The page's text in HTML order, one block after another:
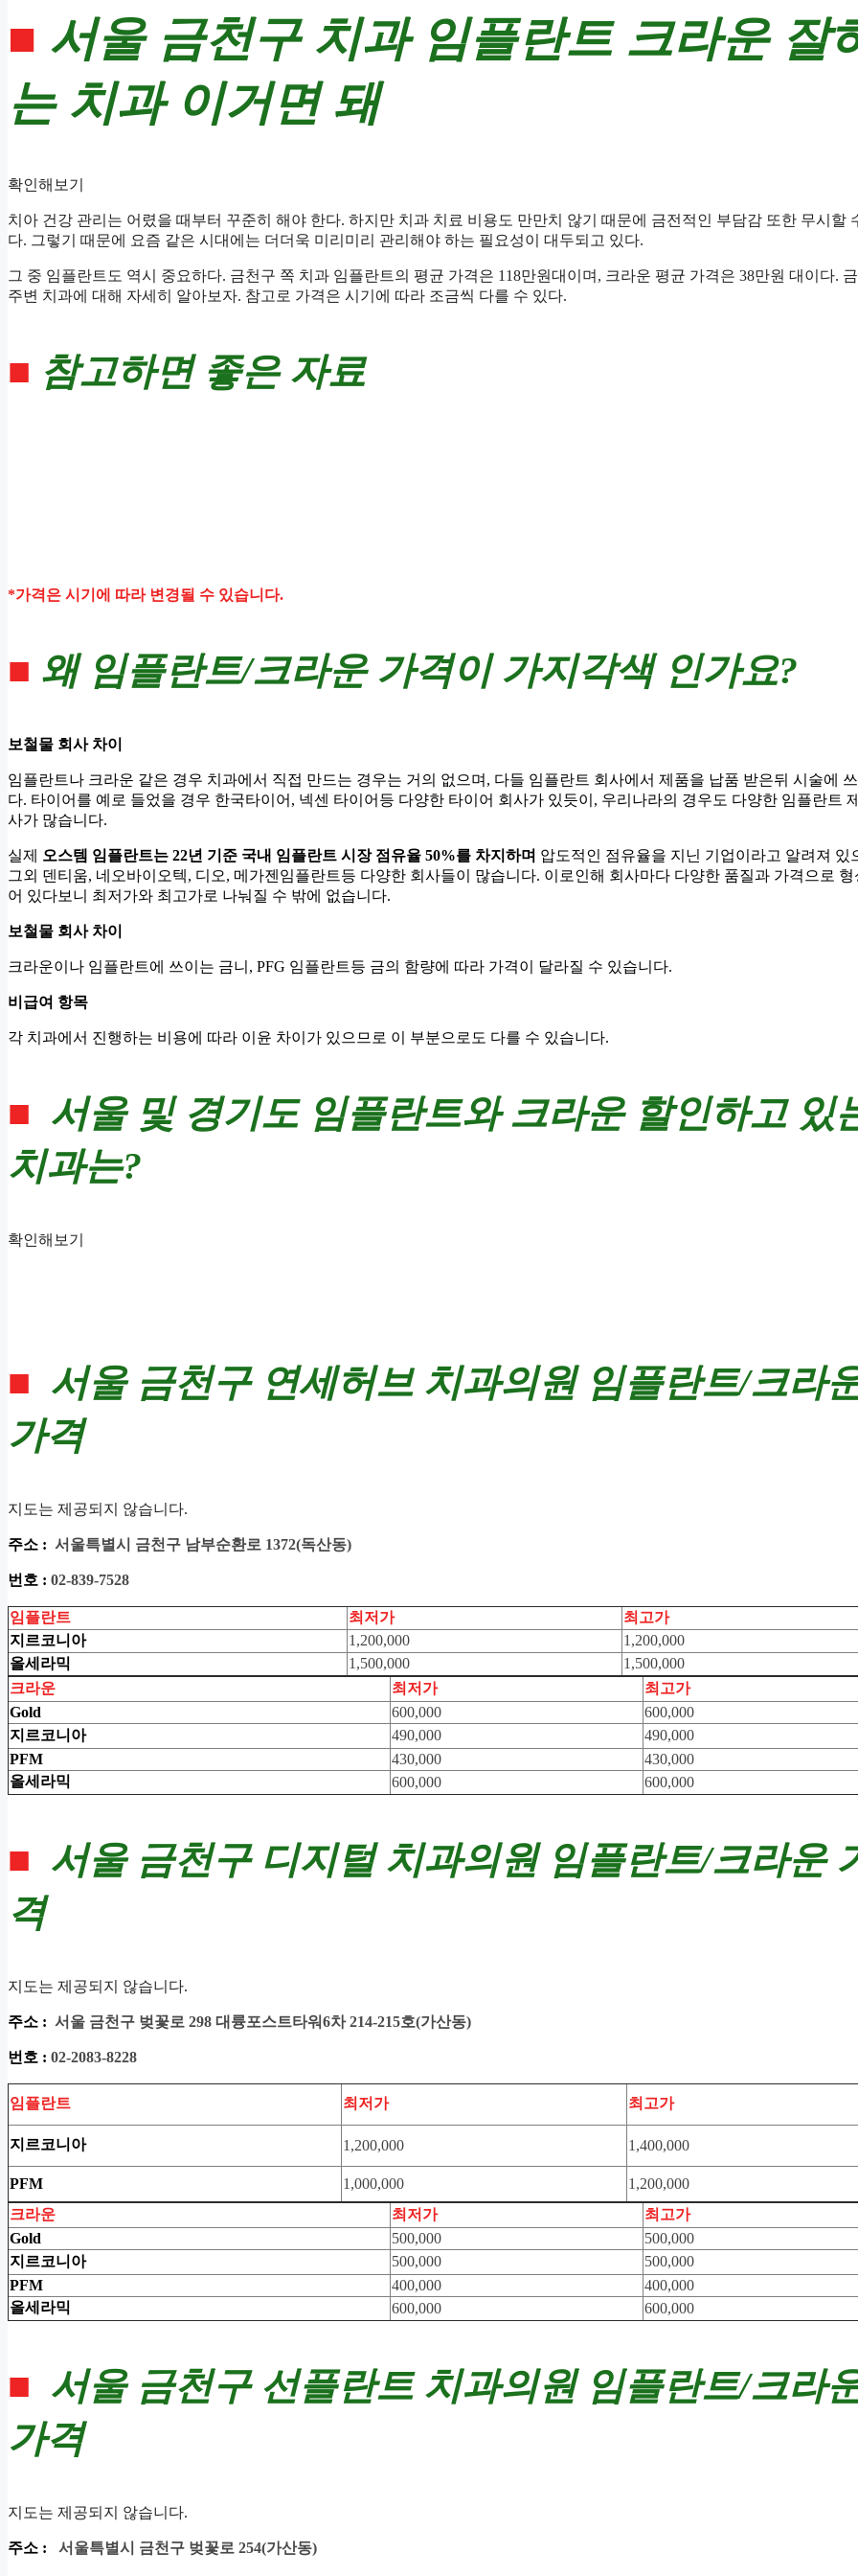
■ 서울 금천구 치과 임플란트 크라운 잘
는 치과 이거면 돼
확인해보기
치아 건강 관리는 어렸을 때부터 꾸준히 해야 한다. 하지만 치과 치료 비용도 만만치 않기 때문에 금전적인 부담감 또한 무시할
다. 그렇기 때문에 요즘 같은 시대에는 더더욱 미리미리 관리해야 하는 필요성이 대두되고 있다.
그 중 임플란트도 역시 중요하다. 금천구 쪽 치과 임플란트의 평균 가격은 118만원대이며, 크라운 평균 가격은 38만원 대이다.
주변 치과에 대해 자세히 알아보자. 참고로 가격은 시기에 따라 조금씩 다를 수 있다.
■ 참고하면 좋은 자료
*가격은 시기에 따라 변경될 수 있습니다.
■ 왜 임플란트/크라운 가격이 가지각색 인가요?
보철물 회사 차이
임플란트나 크라운 같은 경우 치과에서 직접 만드는 경우는 거의 없으며, 다들 임플란트 회사에서 제품을 납품 받은뒤 시술에
다. 타이어를 예로 들었을 경우 한국타이어, 넥센 타이어등 다양한 타이어 회사가 있듯이, 우리나라의 경우도 다양한 임플란트
사가 많습니다.
실제 오스템 임플란트는 22년 기준 국내 임플란트 시장 점유율 50%를 차지하며 압도적인 점유율을 지닌 기업이라고 알려져 있
그외 덴티움, 네오바이오텍, 디오, 메가젠임플란트등 다양한 회사들이 많습니다. 이로인해 회사마다 다양한 품질과 가격으로 형
어 있다보니 최저가와 최고가로 나눠질 수 밖에 없습니다.
보철물 회사 차이
크라운이나 임플란트에 쓰이는 금니, PFG 임플란트등 금의 함량에 따라 가격이 달라질 수 있습니다.
비급여 항목
각 치과에서 진행하는 비용에 따라 이윤 차이가 있으므로 이 부분으로도 다를 수 있습니다.
■ 서울 및 경기도 임플란트와 크라운 할인하고 있
치과는?
확인해보기
■ 서울 금천구 연세허브 치과의원 임플란트/크라
가격
지도는 제공되지 않습니다.
주소 : 서울특별시 금천구 남부순환로 1372(독산동)
번호 : 02-839-7528
임플란트 최저가
최고가
지르코니아
1,200,000
1,200,000
올세라믹
1,500,000
1,500,000
크라운
최저가
최고가
Gold
600,000
600,000
지르코니아
490,000
490,000
PFM
430,000
430,000
올세라믹
600,000 600,000
■ 서울 금천구 디지털 치과의원 임플란트/크라운
격
지도는 제공되지 않습니다.
주소 : 서울 금천구 벚꽃로 298 대륭포스트타워6차 214-215호(가산동)
번호 : 02-2083-8228
임플란트 최저가 최고가
지르코니아 1,200,000 1,400,000
PFM 1,000,000
1,200,000
크라운
최저가
최고가
Gold
500,000
500,000
지르코니아
500,000
500,000
PFM
400,000
400,000
올세라믹
600,000 600,000
■ 서울 금천구 선플란트 치과의원 임플란트/크라
가격
지도는 제공되지 않습니다.
주소 : 서울특별시 금천구 벚꽃로 254(가산동)